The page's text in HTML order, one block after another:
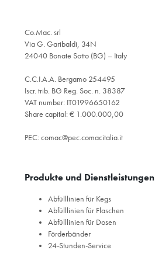
Co.Mac. srl
Via G. Garibaldi, 34N
24040 Bonate Sotto (BG) – Italy
C.C.I.A.A. Bergamo 254495
Iscr. trib. BG Reg. Soc. n. 38387
VAT number: IT01996650162
Share capital: € 1.000.000,00
PEC: comac@pec.comacitalia.it
Produkte und Dienstleistungen
Abfülllinien für Kegs
Abfülllinien für Flaschen
Abfülllinien für Dosen
Förderbänder
24-Stunden-Service